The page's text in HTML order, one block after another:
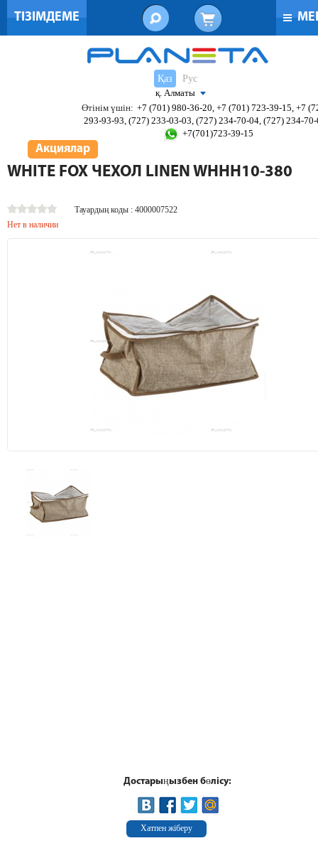
ТІЗІМДЕМЕ
Қаз
Рус
қ. Алматы
Өтінім үшін: +7 (701) 980-36-20, +7 (701) 723-39-15, +7
293-93-93, (727) 233-03-03, (727) 234-70-04, (727) 234-
+7(701)723-39-15
Акциялар
WHITE FOX ЧЕХОЛ LINEN WHHH10-380
Тауардың коды : 4000007522
Нет в наличии
Достарыңызбен бөлісу:
Хатпен жіберу